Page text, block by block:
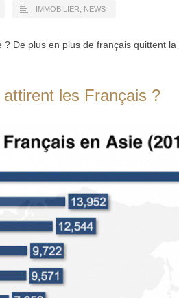
IMMOBILIER NEWS
? De plus en plus de français quittent
les Français ?